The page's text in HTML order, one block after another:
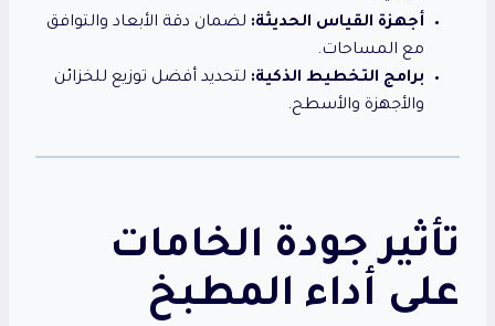
أجهزة القياس الحديثة: لضمان دقة الأبعاد والتوافق
مع المساحات.
برامج التخطيط الذكية: لتحديد أفضل توزيع للخزائن
والأجهزة والأسطح.
تأثير جودة الخامات
على أداء المطبخ